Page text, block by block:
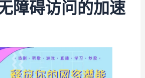
障碍访问的加速